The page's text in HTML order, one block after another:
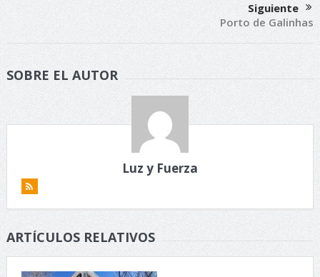
Siguiente
Porto de Galinhas
SOBRE EL AUTOR
Luz y Fuerza
ARTÍCULOS RELATIVOS